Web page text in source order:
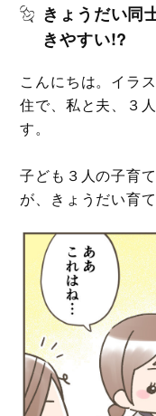
きょうだい同
きやすい!?
こんにちは。イラ
住で、私と夫、３
す。
子ども３人の子育
が、きょうだい育